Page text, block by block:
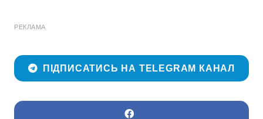
РЕКЛАМА
ПІДПИСАТИСЬ НА TELEGRAM КАНАЛ